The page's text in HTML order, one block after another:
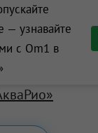
— узнавайте
с Om1 в